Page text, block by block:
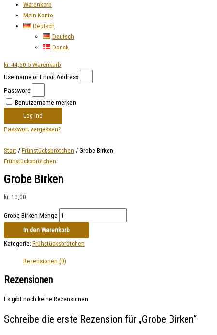
Warenkorb
Mein Konto
Deutsch
Deutsch
Dansk
kr. 44,50 5 Warenkorb
Username or Email Address
Password
Benutzername merken
Log Ind
Passwort vergessen?
Start /Frühstücksbrötchen / Grobe Birken
Frühstücksbrötchen
Grobe Birken
kr. 10,00
Grobe Birken Menge
In den Warenkorb
Kategorie: Frühstücksbrötchen
Rezensionen (0)
Rezensionen
Es gibt noch keine Rezensionen.
Schreibe die erste Rezension für „Grobe Birken“